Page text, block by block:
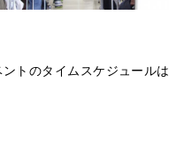
トのタイムスケジュール